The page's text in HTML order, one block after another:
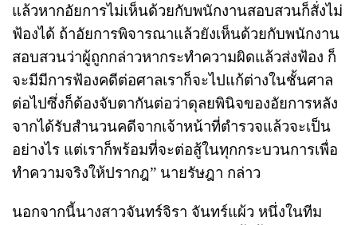
แล้วหากอัยการไม่เห็นด้วยกับพนักงานสอบสวนก็สั่งไม่
ฟ้องได้ ถ้าอัยการพิจารณาแล้วยังเห็นด้วยกับพนักงาน
สอบสวนว่าผู้ถูกกล่าวหากระทำความผิดแล้วส่งฟ้อง ก็
จะมีมีการฟ้องคดีต่อศาลเราก็จะไปแก้ต่างในชั้นศาล
ต่อไปซึ่งก็ต้องจับตากันต่อว่าดุลยพินิจของอัยการหลัง
จากได้รับสำนวนคดีจากเจ้าหน้าที่ตำรวจแล้วจะเป็น
อย่างไร แต่เราก็พร้อมที่จะต่อสู้ในทุกกระบวนการเพื่อ
ทำความจริงให้ปรากฎ” นายรัษฎา กล่าว
นอกจากนี้นางสาวจันทร์จิรา จันทร์แผ้ว หนึ่งในทีม